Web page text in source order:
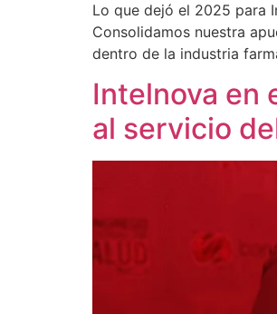
Lo que dejó el 2025 para
Consolidamos nuestra
dentro de la industria
Intelnova en
al servicio